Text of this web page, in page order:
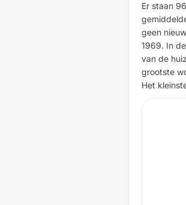
Er staan
geen
1969. In
van de
grootste
Het